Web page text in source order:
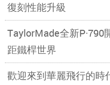
復刻性能升級
TaylorMade全新P·790
距鐵桿世界
歡迎來到華麗飛行的時